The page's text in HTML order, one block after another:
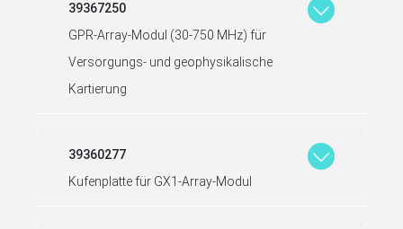
39367250
GPR-Array-Modul (30-750 MHz) für
Versorgungs- und geophysikalische
Kartierung
39360277
Kufenplatte für GX1-Array-Modul